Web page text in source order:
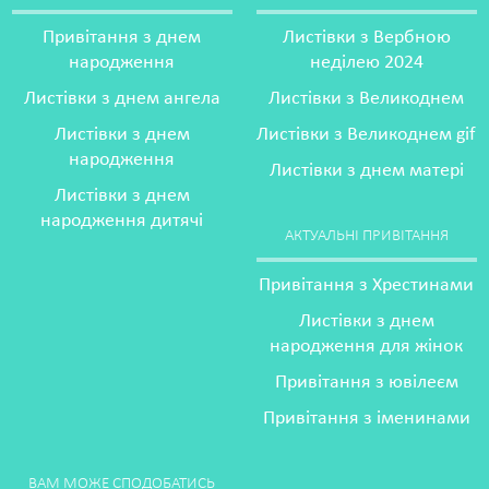
Привітання з днем
народження
Листівки з днем ангела
Листівки з днем
народження
Листівки з днем
народження дитячі
Листівки з Вербною
неділею 2024
Листівки з Великоднем
Листівки з Великоднем gif
Листівки з днем матері
АКТУАЛЬНІ ПРИВІТАННЯ
Привітання з Хрестинами
Листівки з днем
народження для жінок
Привітання з ювілеєм
Привітання з іменинами
ВАМ МОЖЕ СПОДОБАТИСЬ